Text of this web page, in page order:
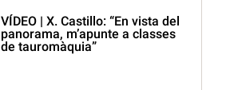
VÍDEO | X. Castillo: “En vista del
panorama, m’apunte a classes
de tauromàquia”